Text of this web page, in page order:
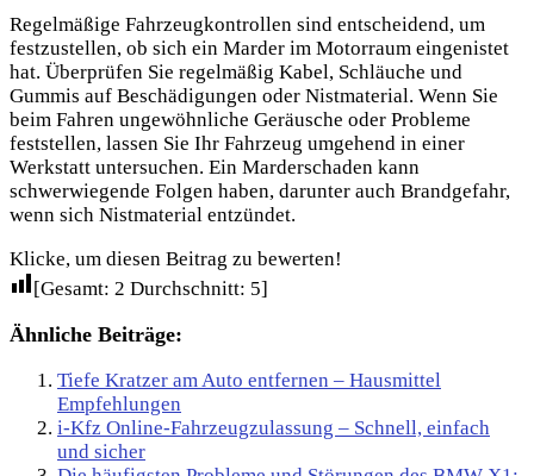
Regelmäßige Fahrzeugkontrollen sind entscheidend, um
festzustellen, ob sich ein Marder im Motorraum eingenistet
hat. Überprüfen Sie regelmäßig Kabel, Schläuche und
Gummis auf Beschädigungen oder Nistmaterial. Wenn Sie
beim Fahren ungewöhnliche Geräusche oder Probleme
feststellen, lassen Sie Ihr Fahrzeug umgehend in einer
Werkstatt untersuchen. Ein Marderschaden kann
schwerwiegende Folgen haben, darunter auch Brandgefahr,
wenn sich Nistmaterial entzündet.
Klicke, um diesen Beitrag zu bewerten!
[Gesamt: 2 Durchschnitt: 5]
Ähnliche Beiträge:
Tiefe Kratzer am Auto entfernen – Hausmittel
Empfehlungen
i-Kfz Online-Fahrzeugzulassung – Schnell, einfach
und sicher